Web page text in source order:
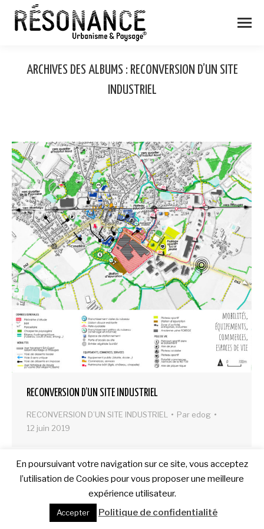
ARCHIVES DES ALBUMS : RECONVERSION D’UN SITE
INDUSTRIEL
RECONVERSION D’UN SITE INDUSTRIEL
RECONVERSION D’UN SITE INDUSTRIEL Par edog
12 juin 2019
En poursuivant votre navigation sur ce site, vous acceptez
l’utilisation de Cookies pour vous proposer une meilleure
expérience utilisateur.
Accepter Politique de confidentialité